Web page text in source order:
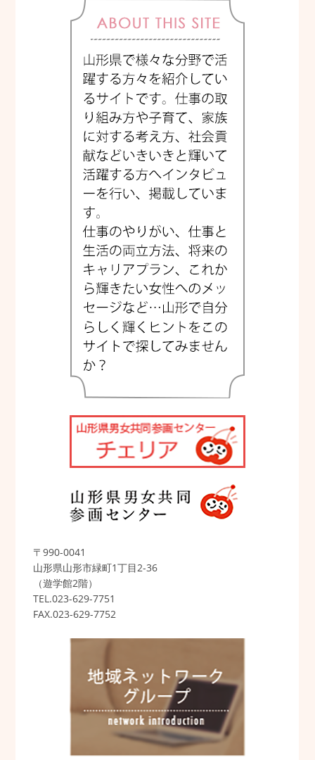
〒990-0041
山形県山形市緑町1丁目2-36
（遊学館2階）
TEL.023-629-7751
FAX.023-629-7752